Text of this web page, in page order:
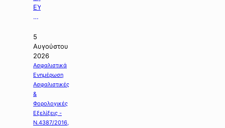
ΕΥΔΑΠ
με
«Διαγωνισμός
της
Εργολαβίας
Ε-925».
5
Αυγούστου
2026
Ασφαλιστικά
Ενημέρωση
Ασφαλιστικές
&
Φορολογικές
Εξελίξεις -
Ν.4387/2016,